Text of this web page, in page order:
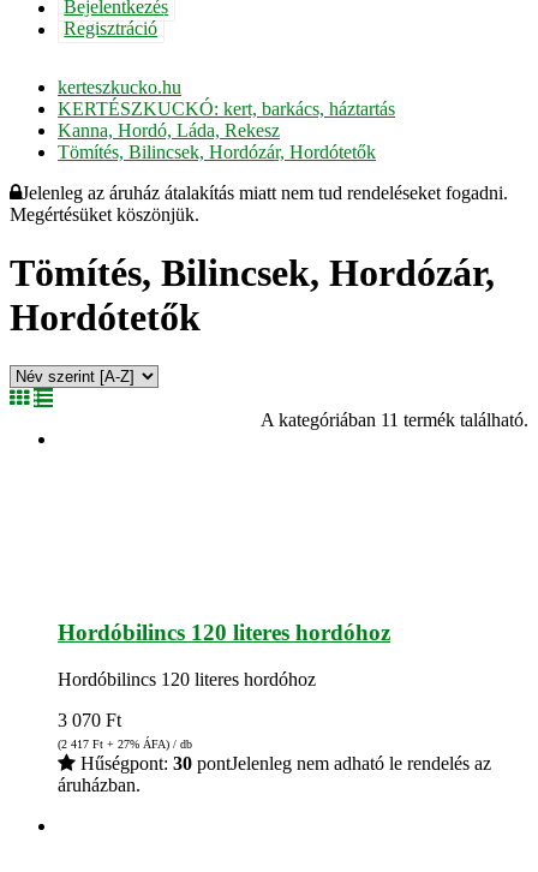
Bejelentkezés
Regisztráció
kerteszkucko.hu
KERTÉSZKUCKÓ: kert, barkács, háztartás
Kanna, Hordó, Láda, Rekesz
Tömítés, Bilincsek, Hordózár, Hordótetők
Jelenleg az áruház átalakítás miatt nem tud rendeléseket fogadni.
Megértésüket köszönjük.
Tömítés, Bilincsek, Hordózár,
Hordótetők
A kategóriában 11 termék található.
Hordóbilincs 120 literes hordóhoz
Hordóbilincs 120 literes hordóhoz
3 070 Ft
(2 417 Ft + 27% ÁFA) / db
Hűségpont: 30 pontJelenleg nem adható le rendelés az
áruházban.